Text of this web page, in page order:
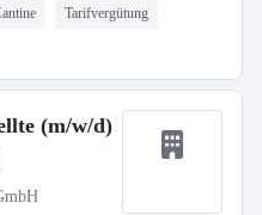
Tarifvergütung
(m/w/d)